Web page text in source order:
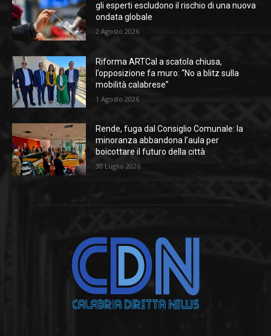
gli esperti escludono il rischio di una nuova
ondata globale
2 Agosto 2026
Riforma ARTCal a scatola chiusa,
l’opposizione fa muro: “No a blitz sulla
mobilità calabrese”
1 Agosto 2026
Rende, fuga dal Consiglio Comunale: la
minoranza abbandona l’aula per
boicottare il futuro della città
30 Luglio 2026